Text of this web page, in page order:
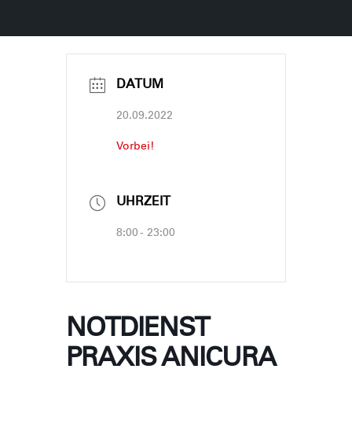
DATUM
20.09.2022
Vorbei!
UHRZEIT
8:00 - 23:00
NOTDIENST
PRAXIS ANICURA